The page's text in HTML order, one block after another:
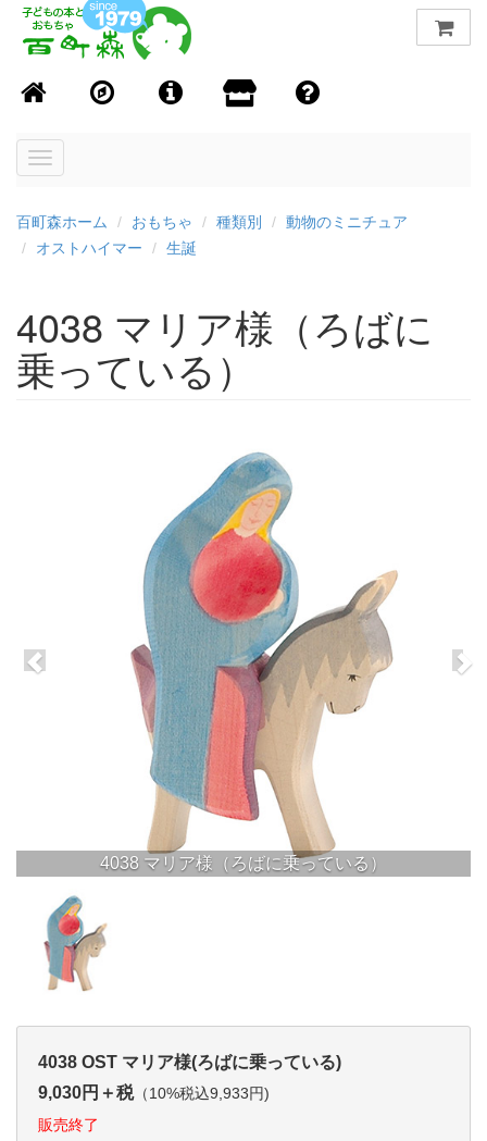
Toggle
百町森ホーム おもちゃ 種類別
動物のミニチュア
オストハイマー
生誕
4038 マリア様（ろばに
乗っている）
4038 マリア様（ろばに乗っている）
4038 OST マリア様(ろばに乗っている)
9,030円＋税（10%税込9,933円)
販売終了